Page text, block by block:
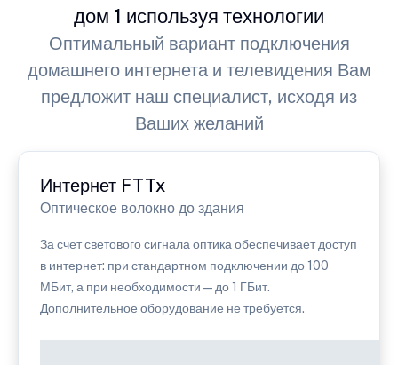
дом 1 используя технологии
Оптимальный вариант подключения
домашнего интернета и телевидения Вам
предложит наш специалист, исходя из
Ваших желаний
Интернет FTTx
Оптическое волокно до здания
За счет светового сигнала оптика обеспечивает доступ
в интернет: при стандартном подключении до 100
МБит, а при необходимости — до 1 ГБит.
Дополнительное оборудование не требуется.